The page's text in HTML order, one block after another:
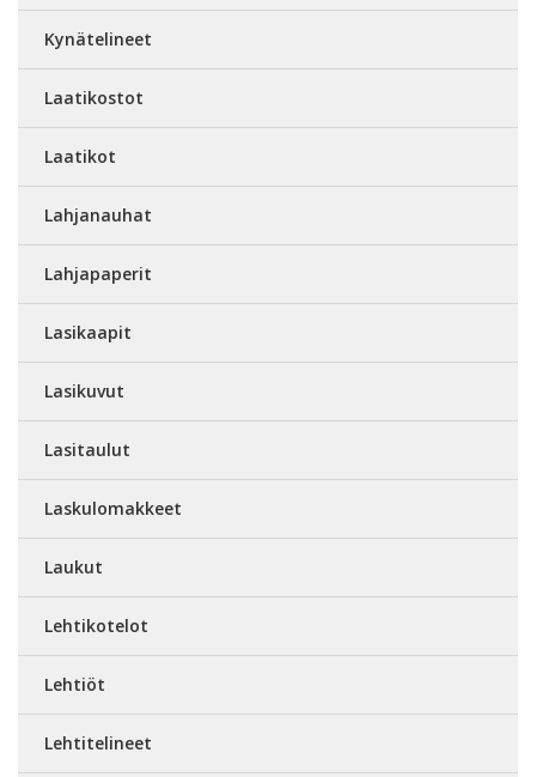
Kynätelineet
Laatikostot
Laatikot
Lahjanauhat
Lahjapaperit
Lasikaapit
Lasikuvut
Lasitaulut
Laskulomakkeet
Laukut
Lehtikotelot
Lehtiöt
Lehtitelineet